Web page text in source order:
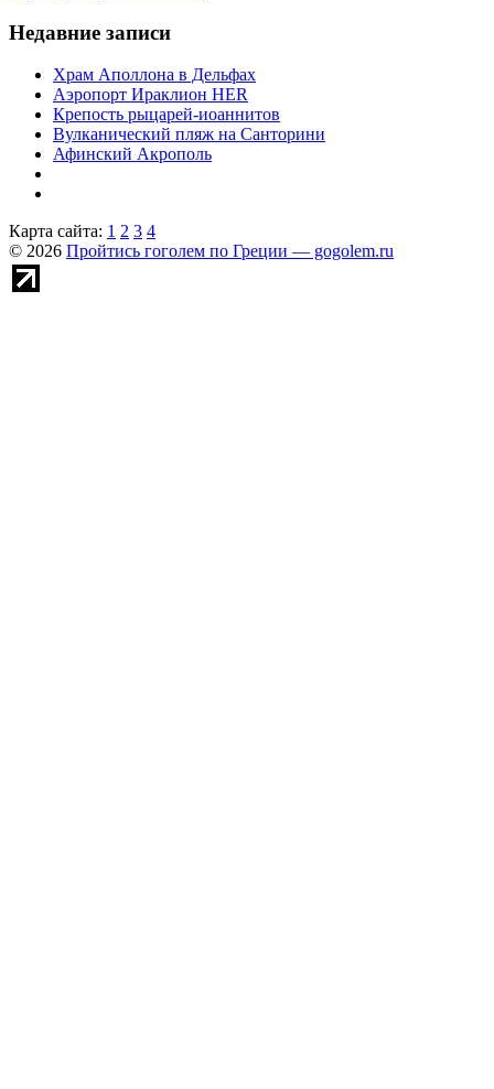
Недавние записи
Храм Аполлона в Дельфах
Аэропорт Ираклион HER
Крепость рыцарей-иоаннитов
Вулканический пляж на Санторини
Афинский Акрополь
Карта сайта: 1 2 3 4
© 2026 Пройтись гоголем по Греции — gogolem.ru